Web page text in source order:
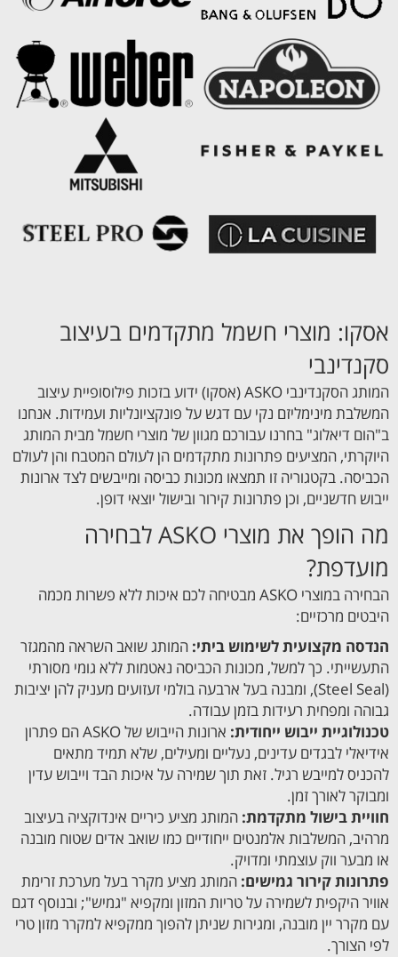
אסקו: מוצרי חשמל מתקדמים בעיצוב
סקנדינבי
המותג הסקנדינבי ASKO (אסקו) ידוע בזכות פילוסופיית עיצוב
המשלבת מינימליזם נקי עם דגש על פונקציונליות ועמידות. אנחנו
ב"הום דיאלוג" בחרנו עבורכם מגוון של מוצרי חשמל מבית המותג
היוקרתי, המציעים פתרונות מתקדמים הן לעולם המטבח והן לעולם
הכביסה. בקטגוריה זו תמצאו מכונות כביסה ומייבשים לצד ארונות
ייבוש חדשניים, וכן פתרונות קירור ובישול יוצאי דופן.
מה הופך את מוצרי ASKO לבחירה
מועדפת?
הבחירה במוצרי ASKO מבטיחה לכם איכות ללא פשרות מכמה
היבטים מרכזיים:
הנדסה מקצועית לשימוש ביתי: המותג שואב השראה מהמגזר
התעשייתי. כך למשל, מכונות הכביסה נאטמות ללא גומי מסורתי
(Steel Seal), ומבנה בעל ארבעה בולמי זעזועים מעניק להן יציבות
גבוהה ומפחית רעידות בזמן עבודה.
טכנולוגיית ייבוש ייחודית:
ארונות הייבוש של ASKO הם פתרון
אידיאלי לבגדים עדינים, נעליים ומעילים, שלא תמיד מתאים
להכניס למייבש רגיל. זאת תוך שמירה על איכות הבד וייבוש עדין
ומבוקר לאורך זמן.
חוויית בישול מתקדמת: המותג מציע כיריים אינדוקציה בעיצוב
מרהיב, המשלבות אלמנטים ייחודיים כמו שואב אדים שטוח מובנה
או מבער ווק עוצמתי ומדויק.
פתרונות קירור גמישים: המותג מציע מקרר בעל מערכת זרימת
אוויר היקפית לשמירה על טריות המזון ומקפיא "גמיש"; ובנוסף דגם
עם מקרר יין מובנה, ומגירות שניתן להפוך ממקפיא למקרר מזון טרי
לפי הצורך.